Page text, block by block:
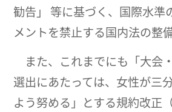
勧告」 等に基づく、国際水準
メントを禁止する国内法の整
また、これまでにも「大会
選出にあたっては、女性が三
よう努める」とする規約改正